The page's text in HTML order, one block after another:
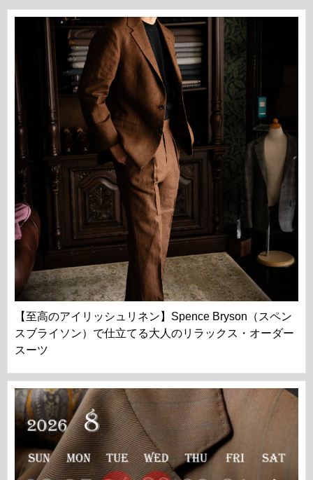
【至高のアイリッシュリネン】Spence Bryson（スペン
スブライソン）で仕立てる大人のリラックス・オーダー
スーツ